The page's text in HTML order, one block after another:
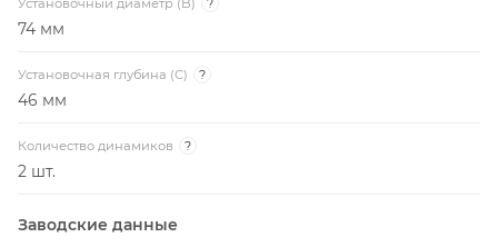
Установочный диаметр (B) ?
74 мм
Установочная глубина (C) ?
46 мм
Количество динамиков ?
2 шт.
Заводские данные